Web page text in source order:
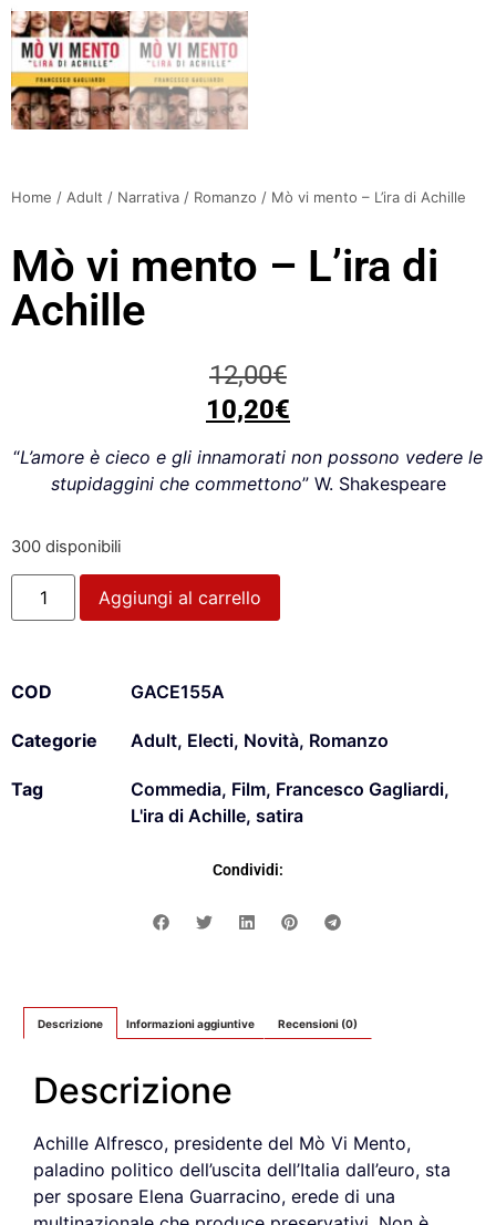
Home / Adult / Narrativa / Romanzo / Mò vi mento – L’ira di Achille
Mò vi mento – L’ira di
Achille
12,00€
10,20€
“L’amore è cieco e gli innamorati non possono vedere le
stupidaggini che commettono” W. Shakespeare
300 disponibili
Aggiungi al carrello
COD GACE155A
Categorie Adult, Electi, Novità, Romanzo
Tag Commedia, Film, Francesco Gagliardi,
L'ira di Achille, satira
Condividi:
Descrizione Informazioni aggiuntive Recensioni (0)
Descrizione
Achille Alfresco, presidente del Mò Vi Mento,
paladino politico dell’uscita dell’Italia dall’euro, sta
per sposare Elena Guarracino, erede di una